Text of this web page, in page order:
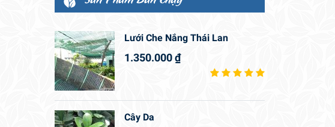
Lưới Che Nắng Thái Lan
1.350.000₫
Cây Da